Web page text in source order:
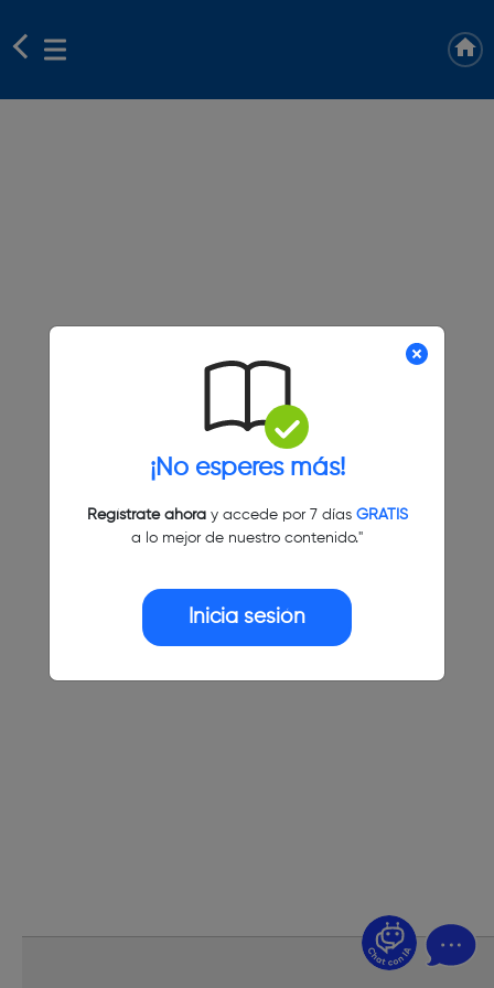
¡No esperes más!
Regístrate ahoray accede por 7 días GRATIS
a lo mejor de nuestro contenido."
Inicia sesión